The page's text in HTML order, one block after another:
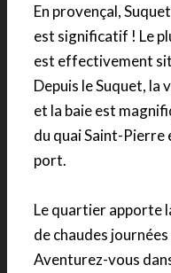
En provençal,
est significatif ! Le
est effectivement
Depuis le Suquet, la
et la baie est
du quai Saint-Pierre
port.
Le quartier apporte
de chaudes
Aventurez-vous